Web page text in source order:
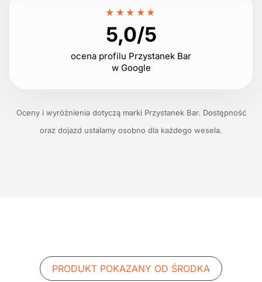
★★★★★
5,0/5
ocena profilu Przystanek Bar
w Google
Oceny i wyróżnienia dotyczą marki Przystanek Bar. Dostępność
oraz dojazd ustalamy osobno dla każdego wesela.
PRODUKT POKAZANY OD ŚRODKA